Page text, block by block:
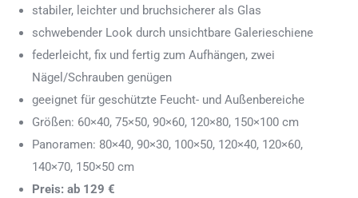
stabiler, leichter und bruchsicherer als Glas
schwebender Look durch unsichtbare Galerieschiene
federleicht, fix und fertig zum Aufhängen, zwei
Nägel/Schrauben genügen
geeignet für geschützte Feucht- und Außenbereiche
Größen: 60×40, 75×50, 90×60, 120×80, 150×100 cm
Panoramen: 80×40, 90×30, 100×50, 120×40, 120×60,
140×70, 150×50 cm
Preis: ab 129 €